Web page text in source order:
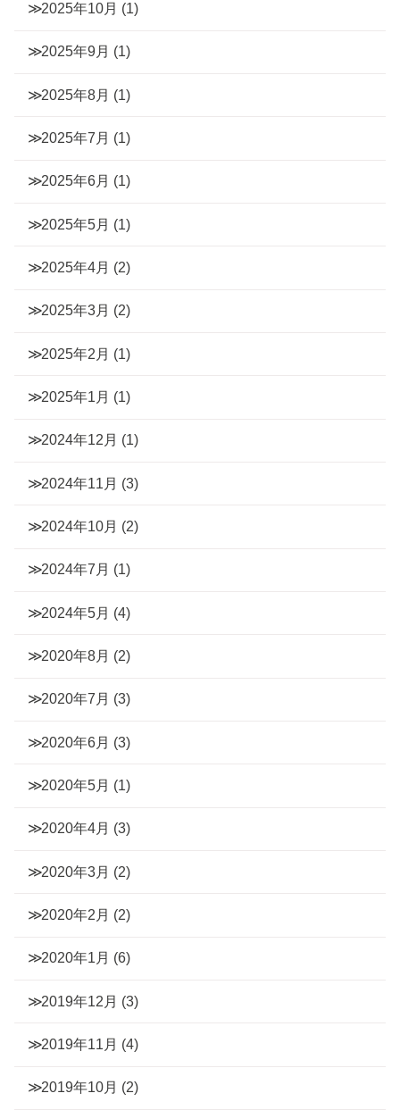
2025年10月 (1)
2025年9月 (1)
2025年8月 (1)
2025年7月 (1)
2025年6月 (1)
2025年5月 (1)
2025年4月 (2)
2025年3月 (2)
2025年2月 (1)
2025年1月 (1)
2024年12月 (1)
2024年11月 (3)
2024年10月 (2)
2024年7月 (1)
2024年5月 (4)
2020年8月 (2)
2020年7月 (3)
2020年6月 (3)
2020年5月 (1)
2020年4月 (3)
2020年3月 (2)
2020年2月 (2)
2020年1月 (6)
2019年12月 (3)
2019年11月 (4)
2019年10月 (2)